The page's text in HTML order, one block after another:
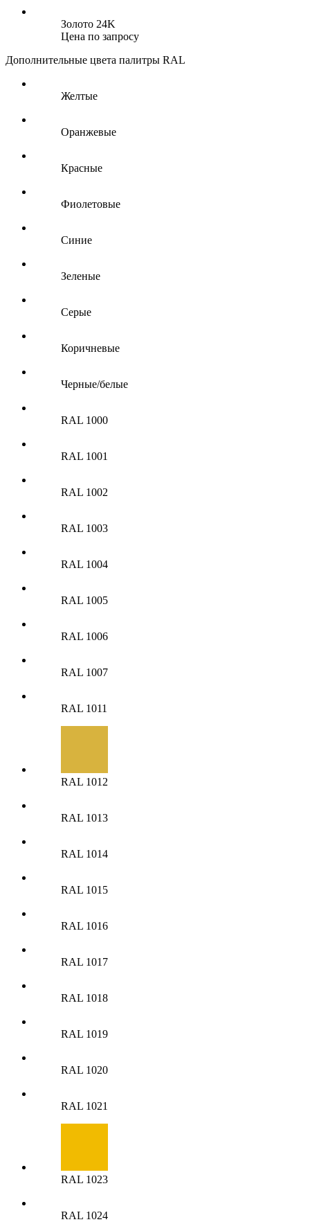
Золото 24K
Цена по запросу
Дополнительные цвета палитры RAL
Желтые
Оранжевые
Красные
Фиолетовые
Синие
Зеленые
Серые
Коричневые
Черные/белые
RAL 1000
RAL 1001
RAL 1002
RAL 1003
RAL 1004
RAL 1005
RAL 1006
RAL 1007
RAL 1011
RAL 1012
RAL 1013
RAL 1014
RAL 1015
RAL 1016
RAL 1017
RAL 1018
RAL 1019
RAL 1020
RAL 1021
RAL 1023
RAL 1024